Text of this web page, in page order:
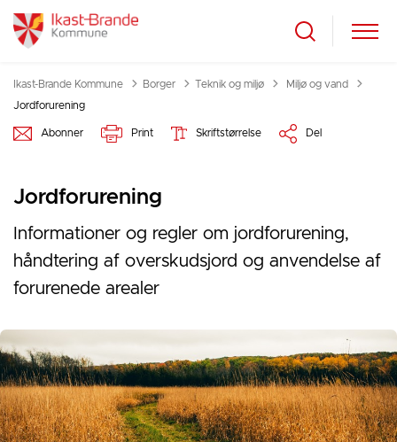
Ikast-Brande Kommune Borger Teknik og miljø
Tilbage til
Miljø og vand
Jordforurening
Abonner Print Skriftstørrelse Del
Jordforurening
Informationer og regler om jordforurening,
håndtering af overskudsjord og anvendelse af
forurenede arealer